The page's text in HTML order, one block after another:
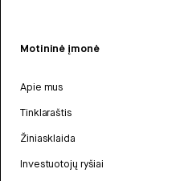
Motininė įmonė
Apie mus
Tinklaraštis
Žiniasklaida
Investuotojų ryšiai